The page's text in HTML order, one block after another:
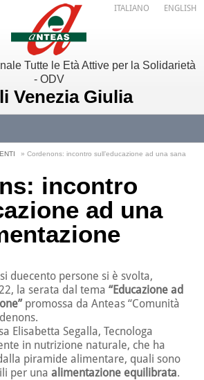
Tutte le Età Attive per la Solidarietà
- ODV
Venezia Giulia
ITALIANO ENGLISH
» Cordenons: incontro sull’educazione ad una sana
incontro
ad una
duecento persone si è svolta,
la serata dal tema “Educazione ad
promossa da Anteas “Comunità
Elisabetta Segalla, Tecnologa
in nutrizione naturale, che ha
piramide alimentare, quali sono
per una alimentazione equilibrata.